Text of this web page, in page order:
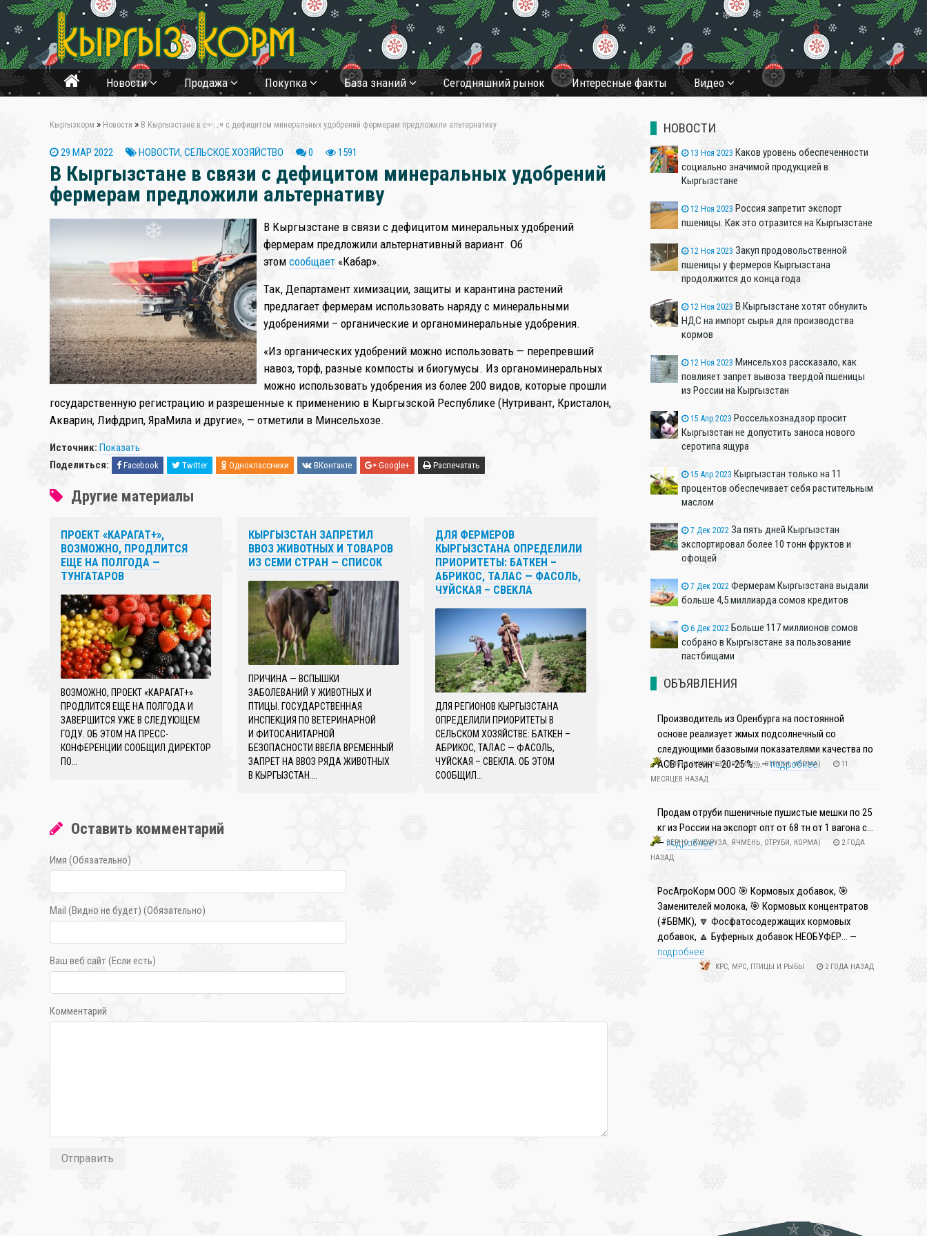
Новости Продажа Покупка База знаний Cегодняшний рынок Интересные факты Видео
Кыргызкорм » Новости » В Кыргызстане в связи с дефицитом минеральных удобрений фермерам предложили альтернативу
29 МАР 2022 НОВОСТИ,СЕЛЬСКОЕ ХОЗЯЙСТВО 0 1591
В Кыргызстане в связи с дефицитом минеральных удобрений
фермерам предложили альтернативу
В Кыргызстане в связи с дефицитом минеральных удобрений
фермерам предложили альтернативный вариант. Об
этом сообщает «Кабар».
Так, Департамент химизации, защиты и карантина растений
предлагает фермерам использовать наряду с минеральными
удобрениями – органические и органоминеральные удобрения.
«Из органических удобрений можно использовать — перепревший
навоз, торф, разные компосты и биогумусы. Из органоминеральных
можно использовать удобрения из более 200 видов, которые прошли
государственную регистрацию и разрешенные к применению в Кыргызской Республике (Нутривант, Кристалон,
Акварин, Лифдрип, ЯраМила и другие», — отметили в Минсельхозе.
Источник: Показать
Поделиться:
Facebook Twitter Одноклассники ВКонтакте Google+ Распечатать
Другие материалы
ПРОЕКТ «КАРАГАТ+»,
ВОЗМОЖНО, ПРОДЛИТСЯ
ЕЩЕ НА ПОЛГОДА —
ТУНГАТАРОВ
ВОЗМОЖНО, ПРОЕКТ «КАРАГАТ+»
ПРОДЛИТСЯ ЕЩЕ НА ПОЛГОДА И
ЗАВЕРШИТСЯ УЖЕ В СЛЕДУЮЩЕМ
ГОДУ. ОБ ЭТОМ НА ПРЕСС-
КОНФЕРЕНЦИИ СООБЩИЛ ДИРЕКТОР
ПО…
КЫРГЫЗСТАН ЗАПРЕТИЛ
ВВОЗ ЖИВОТНЫХ И ТОВАРОВ
ИЗ СЕМИ СТРАН — СПИСОК
ПРИЧИНА — ВСПЫШКИ
ЗАБОЛЕВАНИЙ У ЖИВОТНЫХ И
ПТИЦЫ. ГОСУДАРСТВЕННАЯ
ИНСПЕКЦИЯ ПО ВЕТЕРИНАРНОЙ
И ФИТОСАНИТАРНОЙ
БЕЗОПАСНОСТИ ВВЕЛА ВРЕМЕННЫЙ
ЗАПРЕТ НА ВВОЗ РЯДА ЖИВОТНЫХ
В КЫРГЫЗСТАН….
ДЛЯ ФЕРМЕРОВ
КЫРГЫЗСТАНА ОПРЕДЕЛИЛИ
ПРИОРИТЕТЫ: БАТКЕН –
АБРИКОС, ТАЛАС — ФАСОЛЬ,
ЧУЙСКАЯ – СВЕКЛА
ДЛЯ РЕГИОНОВ КЫРГЫЗСТАНА
ОПРЕДЕЛИЛИ ПРИОРИТЕТЫ В
СЕЛЬСКОМ ХОЗЯЙСТВЕ: БАТКЕН –
АБРИКОС, ТАЛАС — ФАСОЛЬ,
ЧУЙСКАЯ – СВЕКЛА. ОБ ЭТОМ
СООБЩИЛ…
Оставить комментарий
Имя (Обязательно)
Mail (Видно не будет) (Обязательно)
Ваш веб сайт (Если есть)
Комментарий
НОВОСТИ
13 Ноя 2023 Каков уровень обеспеченности
социально значимой продукцией в
Кыргызстане
12 Ноя 2023 Россия запретит экспорт
пшеницы. Как это отразится на Кыргызстане
12 Ноя 2023 Закуп продовольственной
пшеницы у фермеров Кыргызстана
продолжится до конца года
12 Ноя 2023 В Кыргызстане хотят обнулить
НДС на импорт сырья для производства
кормов
12 Ноя 2023 Минсельхоз рассказало, как
повлияет запрет вывоза твердой пшеницы
из России на Кыргызстан
15 Апр 2023 Россельхознадзор просит
Кыргызстан не допустить заноса нового
серотипа ящура
15 Апр 2023 Кыргызстан только на 11
процентов обеспечивает себя растительным
маслом
7 Дек 2022 За пять дней Кыргызстан
экспортировал более 10 тонн фруктов и
офощей
7 Дек 2022 Фермерам Кыргызстана выдали
больше 4,5 миллиарда сомов кредитов
6 Дек 2022 Больше 117 миллионов сомов
собрано в Кыргызстане за пользование
пастбищами
ОБЪЯВЛЕНИЯ
Производитель из Оренбурга на постоянной
основе реализует жмых подсолнечный со
следующими базовыми показателями качества по
АСВ Протеин = 20-25 %... —подробнее
ЗЕРНО (КУКУРУЗА, ЯЧМЕНЬ, ОТРУБИ, КОРМА)
11
МЕСЯЦЕВ НАЗАД
Продам отруби пшеничные пушистые мешки по 25
кг из России на экспорт опт от 68 тн от 1 вагона с...
—подробнее
ЗЕРНО (КУКУРУЗА, ЯЧМЕНЬ, ОТРУБИ, КОРМА)
2 ГОДА
НАЗАД
РосАгроКорм ООО 🎯 Кормовых добавок, 🎯
Заменителей молока, 🎯 Кормовых концентратов
(#БВМК), 🔽 Фосфатосодержащих кормовых
добавок, 🔼 Буферных добавок НЕОБУФЕР... —
подробнее
КРС, МРС, ПТИЦЫ И РЫБЫ 2 ГОДА НАЗАД
❄
❄
❄